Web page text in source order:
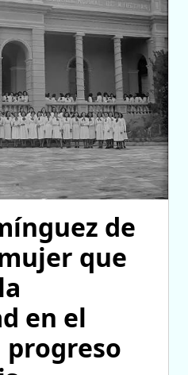
de
que
en el